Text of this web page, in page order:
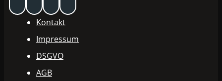
Kontakt
Impressum
DSGVO
AGB